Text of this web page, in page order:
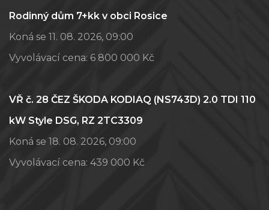
Rodinný dům 7+kk v obci Rosice
Koná se 11. 08. 2026, 09:00
Vyvolávací cena: 6 800 000 Kč
VŘ č. 28 ČEZ ŠKODA KODIAQ (NS743D) 2.0 TDI 110
kW Style DSG, RZ 2TC3309
Koná se 18. 08. 2026, 09:00
Vyvolávací cena: 439 000 Kč